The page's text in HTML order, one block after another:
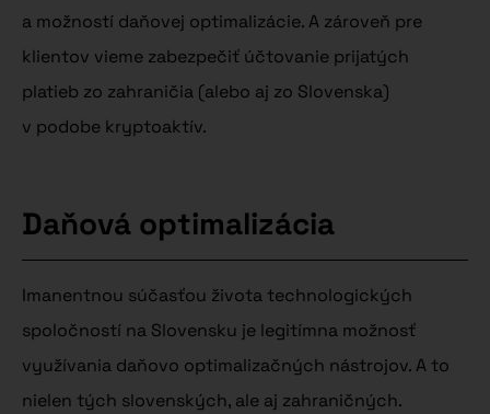
a možností daňovej optimalizácie. A zároveň pre
klientov vieme zabezpečiť účtovanie prijatých
platieb zo zahraničia (alebo aj zo Slovenska)
v podobe kryptoaktív.
Daňová optimalizácia
Imanentnou súčasťou života technologických
spoločností na Slovensku je legitímna možnosť
využívania daňovo optimalizačných nástrojov. A to
nielen tých slovenských, ale aj zahraničných.